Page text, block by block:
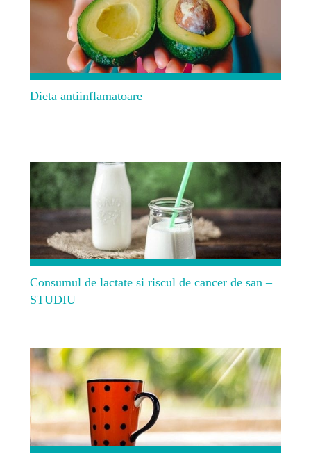
Dieta antiinflamatoare
Consumul de lactate si riscul de cancer de san –
STUDIU